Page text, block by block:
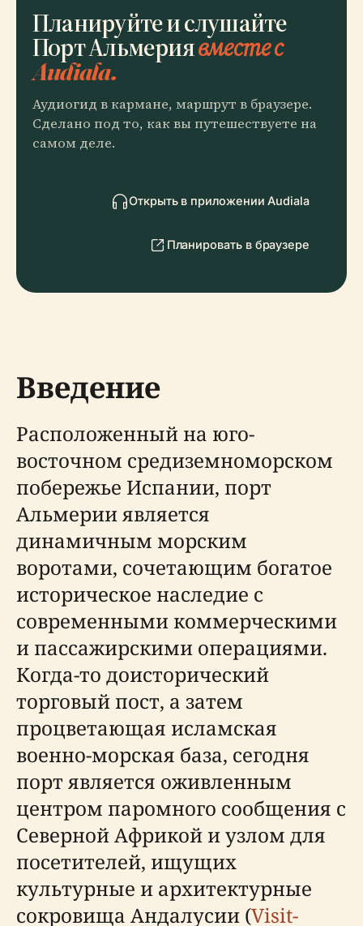
Планируйте и слушайте
Порт Альмериявместе с
Audiala.
Аудиогид в кармане, маршрут в браузере.
Сделано под то, как вы путешествуете на
самом деле.
Открыть в приложении Audiala
Планировать в браузере
Введение
Расположенный на юго-
восточном средиземноморском
побережье Испании, порт
Альмерии является
динамичным морским
воротами, сочетающим богатое
историческое наследие с
современными коммерческими
и пассажирскими операциями.
Когда-то доисторический
торговый пост, а затем
процветающая исламская
военно-морская база, сегодня
порт является оживленным
центром паромного сообщения с
Северной Африкой и узлом для
посетителей, ищущих
культурные и архитектурные
сокровища Андалусии (Visit-